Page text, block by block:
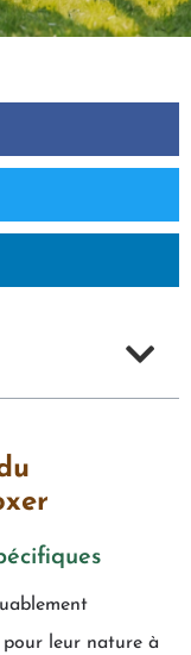
pour leur nature à